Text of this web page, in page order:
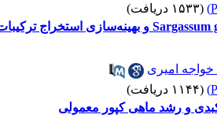
(۱۵۳۳ دریافت)
امیری
(۱۱۴۴ دریافت)
کبدی و رشد ماهی کپور معمولی